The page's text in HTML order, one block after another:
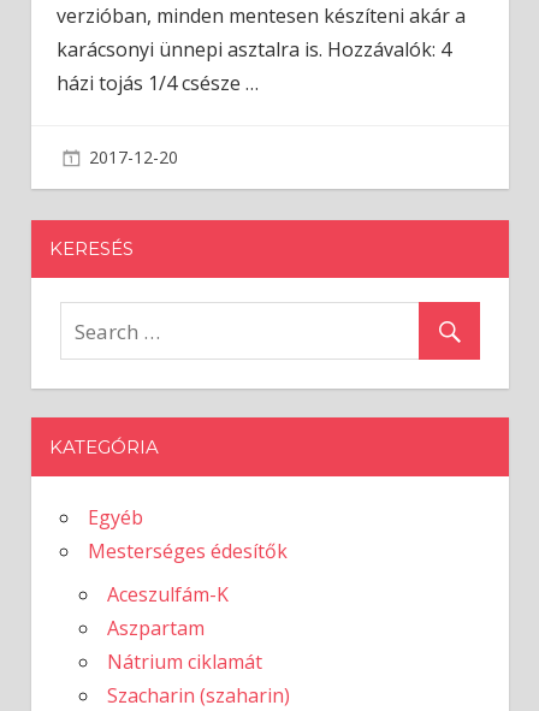
verzióban, minden mentesen készíteni akár a
karácsonyi ünnepi asztalra is. Hozzávalók: 4
házi tojás 1/4 csésze …
2017-12-20
KERESÉS
KATEGÓRIA
Egyéb
Mesterséges édesítők
Aceszulfám-K
Aszpartam
Nátrium ciklamát
Szacharin (szaharin)